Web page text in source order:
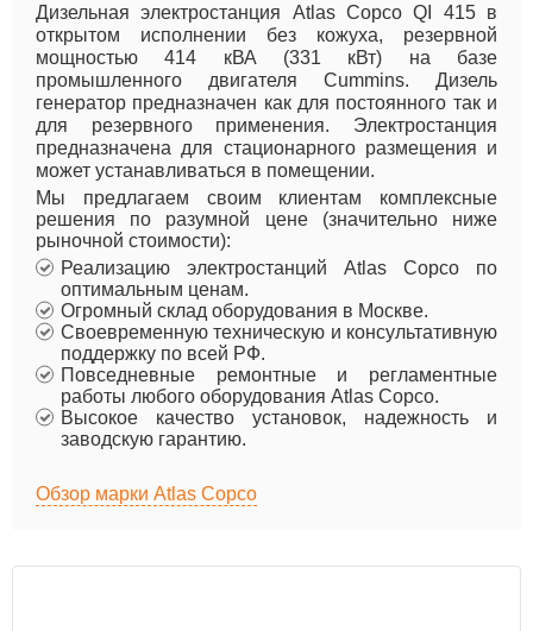
Дизельная электростанция Atlas Copco QI 415 в
открытом исполнении без кожуха, резервной
мощностью 414 кВА (331 кВт) на базе
промышленного двигателя Cummins. Дизель
генератор предназначен как для постоянного так и
для резервного применения. Электростанция
предназначена для стационарного размещения и
может устанавливаться в помещении.
Мы предлагаем своим клиентам комплексные
решения по разумной цене (значительно ниже
рыночной стоимости):
Реализацию электростанций Atlas Copco по
оптимальным ценам.
Огромный склад оборудования в Москве.
Своевременную техническую и консультативную
поддержку по всей РФ.
Повседневные ремонтные и регламентные
работы любого оборудования Atlas Copco.
Высокое качество установок, надежность и
заводскую гарантию.
Обзор марки Atlas Copco